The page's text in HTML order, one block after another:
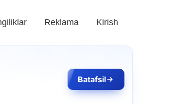
Reklama Kirish
Batafsil